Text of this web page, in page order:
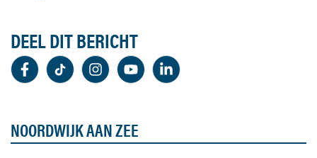
DEEL DIT BERICHT
NOORDWIJK AAN ZEE